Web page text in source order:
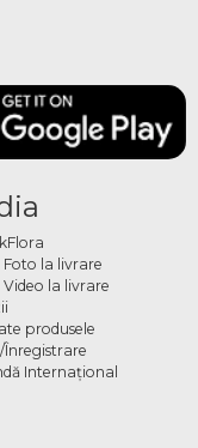
Foto la livrare
Video la livrare
produsele
Înregistrare
Internațional